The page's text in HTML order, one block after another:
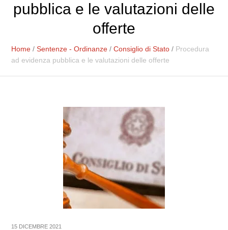
pubblica e le valutazioni delle
offerte
Home /Sentenze - Ordinanze /Consiglio di Stato / Procedura
ad evidenza pubblica e le valutazioni delle offerte
15 DICEMBRE 2021